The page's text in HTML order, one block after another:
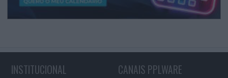
INSTITUCIONAL CANAIS PPLWARE